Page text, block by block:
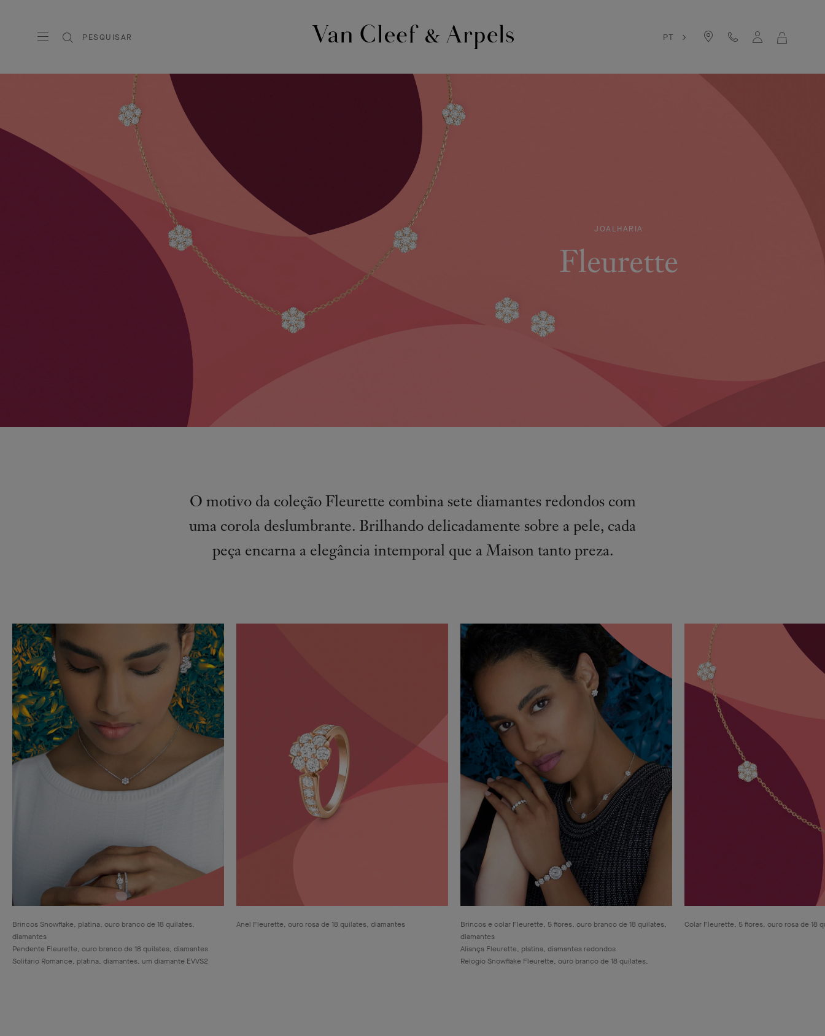
PESQUISAR
Van
Cleef
Arpels
PT
CARRINHO
JOALHARIA
Fleurette
O motivo da coleção Fleurette combina sete diamantes redondos com
uma corola deslumbrante. Brilhando delicadamente sobre a pele, cada
peça encarna a elegância intemporal que a Maison tanto preza.
Brincos Snowflake, platina, ouro branco de 18 quilates,
diamantes
Pendente Fleurette, ouro branco de 18 quilates, diamantes
Solitário Romance, platina, diamantes, um diamante EVVS2
Anel Fleurette, ouro rosa de 18 quilates, diamantes
Brincos e colar Fleurette, 5 flores, ouro branco de 18 quilates,
diamantes
Aliança Fleurette, platina, diamantes redondos
Relógio Snowflake Fleurette, ouro branco de 18 quilates,
Colar Fleurette, 5 flores, ouro rosa de 18